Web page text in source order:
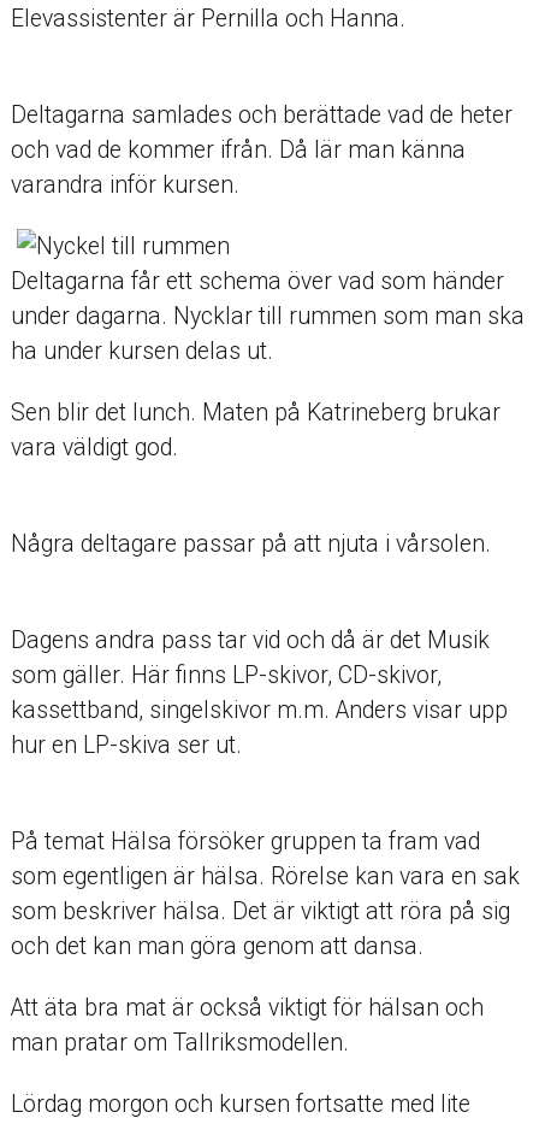
Elevassistenter är Pernilla och Hanna.
Deltagarna samlades och berättade vad de heter
och vad de kommer ifrån. Då lär man känna
varandra inför kursen.
Deltagarna får ett schema över vad som händer
under dagarna. Nycklar till rummen som man ska
ha under kursen delas ut.
Sen blir det lunch. Maten på Katrineberg brukar
vara väldigt god.
Några deltagare passar på att njuta i vårsolen.
Dagens andra pass tar vid och då är det Musik
som gäller. Här finns LP-skivor, CD-skivor,
kassettband, singelskivor m.m. Anders visar upp
hur en LP-skiva ser ut.
På temat Hälsa försöker gruppen ta fram vad
som egentligen är hälsa. Rörelse kan vara en sak
som beskriver hälsa. Det är viktigt att röra på sig
och det kan man göra genom att dansa.
Att äta bra mat är också viktigt för hälsan och
man pratar om Tallriksmodellen.
Lördag morgon och kursen fortsatte med lite